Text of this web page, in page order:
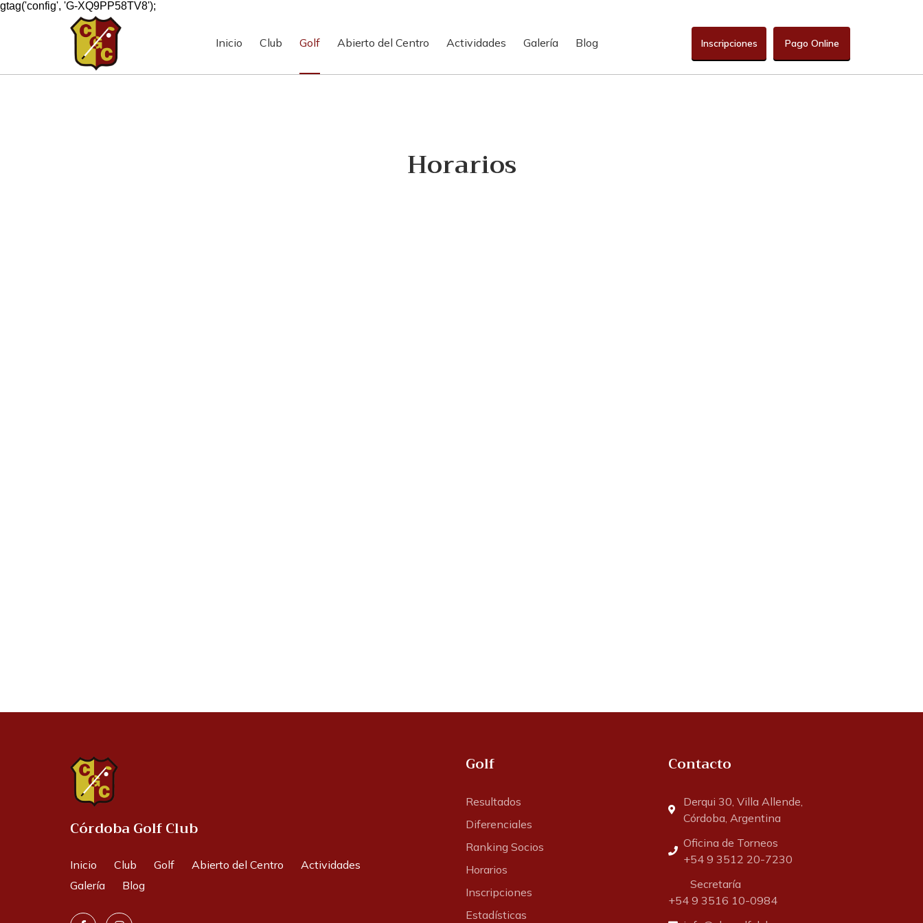
gtag('config', 'G-XQ9PP58TV8');
Inicio Club Golf Abierto del Centro Actividades Galería Blog Inscripciones Pago Online
Horarios
Córdoba Golf Club
Inicio Club Golf Abierto del Centro
Actividades
Galería
Blog
Golf
Resultados
Diferenciales
Ranking Socios
Horarios
Inscripciones
Estadísticas
Contacto
Derqui 30, Villa Allende,
Córdoba, Argentina
Oficina de Torneos
+54 9 3512 20-7230
Secretaría
+54 9 3516 10-0984